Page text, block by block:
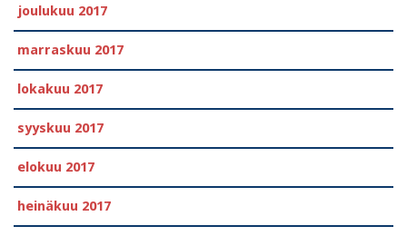
joulukuu 2017
marraskuu 2017
lokakuu 2017
syyskuu 2017
elokuu 2017
heinäkuu 2017